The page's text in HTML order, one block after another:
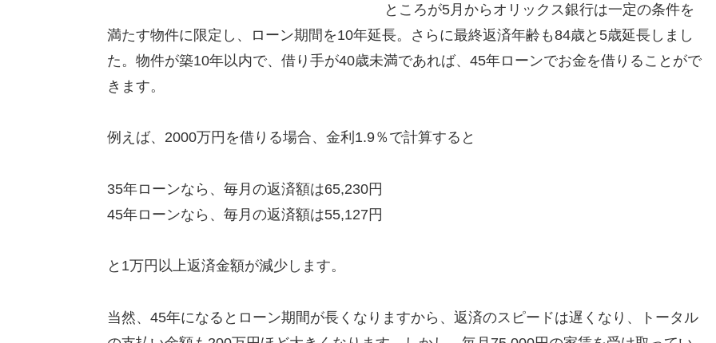
ところが5月からオリックス銀行は一定の条件を
満たす物件に限定し、ローン期間を10年延長。さらに最終返済年齢も84歳と5歳延長しまし
た。物件が築10年以内で、借り手が40歳未満であれば、45年ローンでお金を借りることがで
きます。
例えば、2000万円を借りる場合、金利1.9％で計算すると
35年ローンなら、毎月の返済額は65,230円
45年ローンなら、毎月の返済額は55,127円
と1万円以上返済金額が減少します。
当然、45年になるとローン期間が長くなりますから、返済のスピードは遅くなり、トータル